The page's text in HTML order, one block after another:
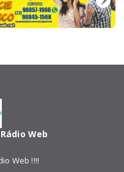
Web
Web !!!!